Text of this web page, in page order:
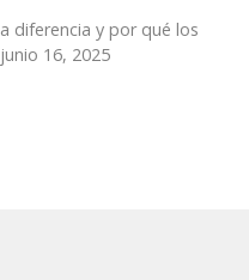
diferencia y por qué los
junio 16, 2025